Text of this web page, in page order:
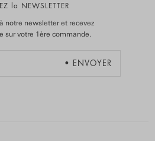
la NEWSLETTER
notre newsletter et recevez
sur votre 1ère commande.